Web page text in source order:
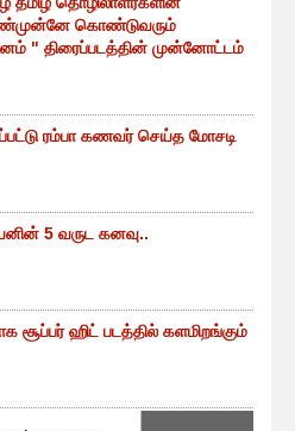
கொண்டுவரும்
" திரைப்படத்தின் முன்னோட்டம்
ரம்பா கணவர் செய்த மோசடி
5 வருட கனவு..
சூப்பர் ஹிட் படத்தில் களமிறங்கும்